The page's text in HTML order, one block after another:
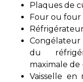
Plaques de
Four ou four
du
maximale de
Vaisselle